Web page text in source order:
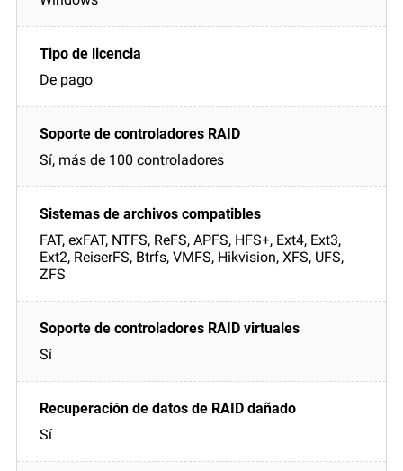
De pago
Sí, más de 100 controladores
FAT, exFAT, NTFS, ReFS, APFS, HFS+, Ext4, Ext3,
Ext2, ReiserFS, Btrfs, VMFS, Hikvision, XFS, UFS,
ZFS
Sí
Sí